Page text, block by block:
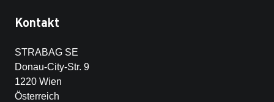
Kontakt
STRABAG SE
Donau-City-Str. 9
1220 Wien
Österreich